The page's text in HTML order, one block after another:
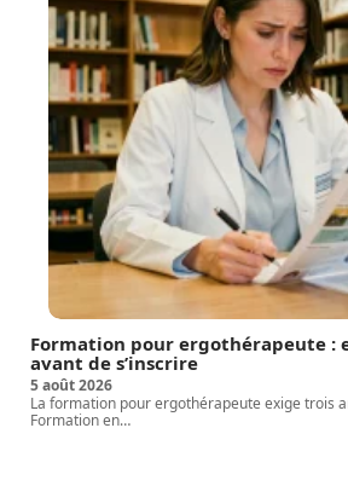
Formation pour ergothérapeute :
avant de s’inscrire
5 août 2026
La formation pour ergothérapeute exige trois
Formation en…